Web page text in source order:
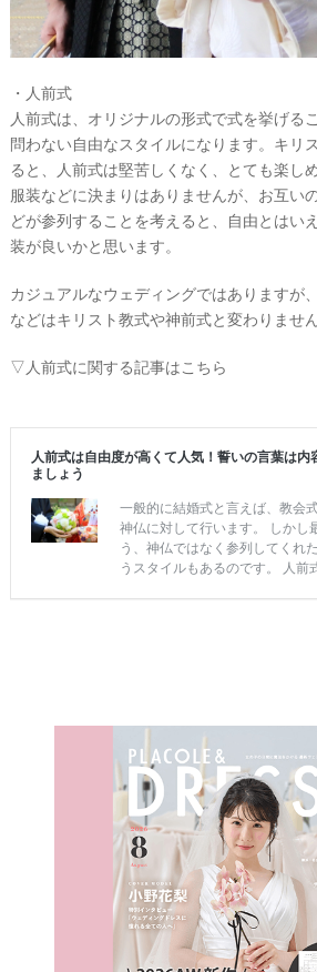
・人前式
人前式は、オリジナルの形式で式を挙げる
問わない自由なスタイルになります。キリ
ると、人前式は堅苦しくなく、とても楽し
服装などに決まりはありませんが、お互い
どが参列することを考えると、自由とはい
装が良いかと思います。
カジュアルなウェディングではありますが
などはキリスト教式や神前式と変わりませ
▽人前式に関する記事はこちら
ア
イ